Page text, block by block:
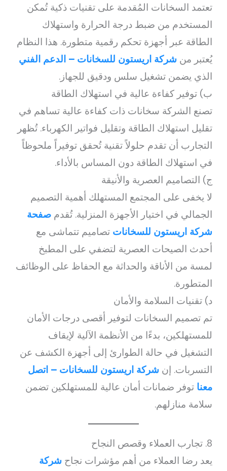
تعتمد السخانات المُقدمة على تقنيات ذكية تُمكن
المستخدم من ضبط درجة الحرارة واستهلاك
الطاقة عبر أجهزة تحكم رقمية متطورة. هذا النظام
يُعتبر منشركة اريستون للسخانات – الدعم الفني
الذي يضمن تشغيل سلس ودقيق للجهاز.
ب) توفير كفاءة عالية في استهلاك الطاقة
تصنع الشركة سخانات ذات كفاءة عالية تساهم في
تقليل استهلاك الطاقة وتقليل فواتير الكهرباء. تُظهر
التجارب أن تقدم حلولاً تقنية تُحقق توفيراً ملحوظاً
في استهلاك الطاقة دون المساس بالأداء.
ج) التصاميم العصرية والأنيقة
لا يخفى على المجتمع المستهلك أهمية التصميم
الجمالي في اختيار الأجهزة المنزلية. تُقدمصفحة
شركة اريستون للسخانات تصاميم تتماشى مع
أحدث الصيحات العصرية لتضفي على المطبخ
لمسة من الأناقة والحداثة مع الحفاظ على الوظائف
المتطورة.
د) تقنيات السلامة والأمان
تم تصميم السخانات لتوفير أقصى درجات الأمان
للمستهلكين، بدءًا من الأنظمة الآلية لإيقاف
التشغيل في حالة الطوارئ إلى أجهزة الكشف عن
التسربات. إنشركة اريستون للسخانات – اتصل
معنا توفر ضمانات أمان عالية للمستهلكين تضمن
سلامة منازلهم.
8. تجارب العملاء وقصص النجاح
يعد رضا العملاء من أهم مؤشرات نجاحشركة